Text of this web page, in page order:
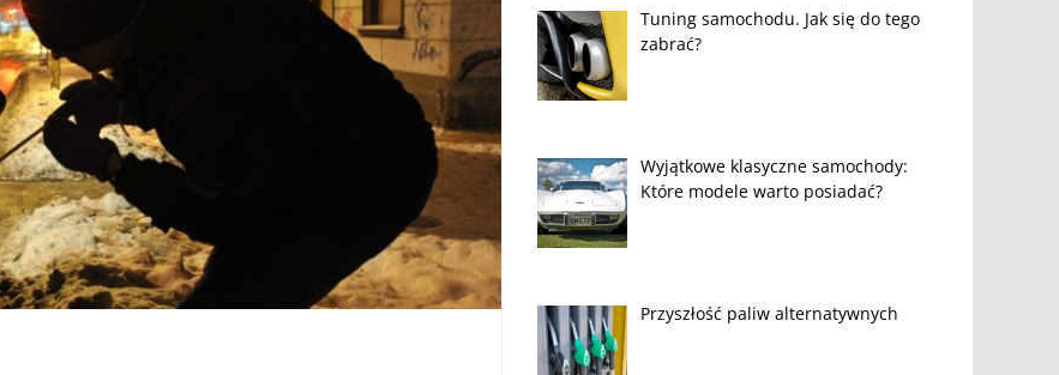
Tuning samochodu. Jak się do tego
zabrać?
Wyjątkowe klasyczne samochody:
Które modele warto posiadać?
Przyszłość paliw alternatywnych